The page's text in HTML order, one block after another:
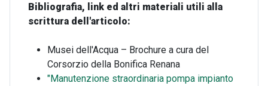
Bibliografia, link ed altri materiali utili alla
scrittura dell'articolo:
Musei dell'Acqua – Brochure a cura del
Corsorzio della Bonifica Renana
"Manutenzione straordinaria pompa impianto